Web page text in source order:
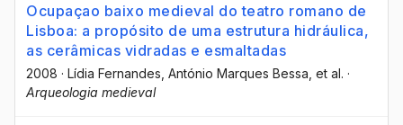
Ocupaçao baixo medieval do teatro romano de
Lisboa: a propósito de uma estrutura hidráulica,
as cerâmicas vidradas e esmaltadas
2008 · Lídia Fernandes , António Marques Bessa , et al. ·
Arqueologia medieval